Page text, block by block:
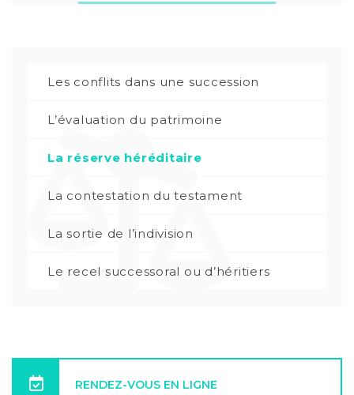
Les conflits dans une succession
L’évaluation du patrimoine
La réserve héréditaire
La contestation du testament
La sortie de l’indivision
Le recel successoral ou d’héritiers
RENDEZ-VOUS EN LIGNE